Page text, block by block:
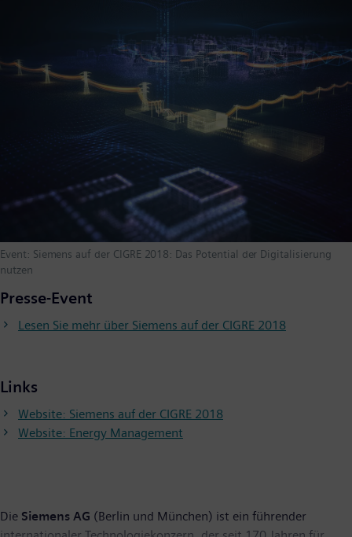
Event: Siemens auf der CIGRE 2018: Das Potential der Digitalisierung
nutzen
Presse-Event
Lesen Sie mehr über Siemens auf der CIGRE 2018
Links
Website: Siemens auf der CIGRE 2018
Website: Energy Management
Die Siemens AG (Berlin und München) ist ein führender